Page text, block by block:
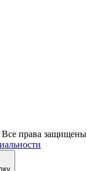
права защищены